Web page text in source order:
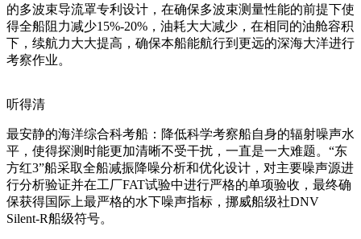
的多波束导流罩专利设计，在确保多波束测量性能的前提下使
得全船阻力减少15%-20%，油耗大大减少，在相同的油舱容积
下，续航力大大提高，确保本船能航行到更远的深海大洋进行
考察作业。
听得清
最安静的海洋综合科考船：降低科学考察船自身的辐射噪声水
平，使得探测时能更加清晰不受干扰，一直是一大难题。“东
方红3”船采取全船减振降噪分析和优化设计，对主要噪声源进
行分析验证并在工厂FAT试验中进行严格的单项验收，最终确
保获得国际上最严格的水下噪声指标，挪威船级社DNV
Silent-R船级符号。